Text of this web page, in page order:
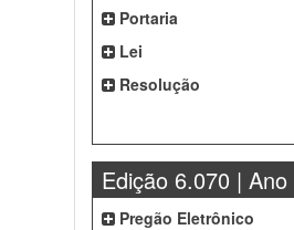
Portaria
Lei
Resolução
Edição 6.070 | Ano
Pregão Eletrônico